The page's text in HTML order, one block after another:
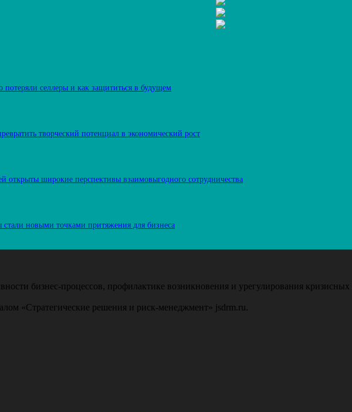
селлеры и как защититься в будущем
творческий потенциал в экономический рост
широкие перспективы взаимовыгодного сотрудничества
новыми точками притяжения для бизнеса
бизнес-процессов, профилактике возникновения и урегулирования
«Стратегические решения и риск-менеджмент» jsdrm.ru.